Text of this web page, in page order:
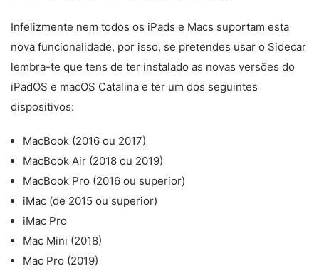
Infelizmente nem todos os iPads e Macs suportam esta
nova funcionalidade, por isso, se pretendes usar o Sidecar
lembra-te que tens de ter instalado as novas versões do
iPadOS e macOS Catalina e ter um dos seguintes
dispositivos:
MacBook (2016 ou 2017)
MacBook Air (2018 ou 2019)
MacBook Pro (2016 ou superior)
iMac (de 2015 ou superior)
iMac Pro
Mac Mini (2018)
Mac Pro (2019)